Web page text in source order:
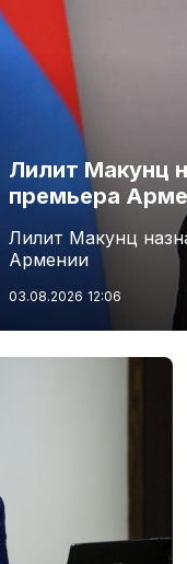
Лилит Макунц
премьера
Лилит Макунц
Армении
03.08.2026 12:06